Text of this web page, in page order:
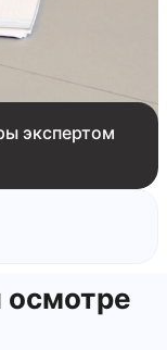
экспертом